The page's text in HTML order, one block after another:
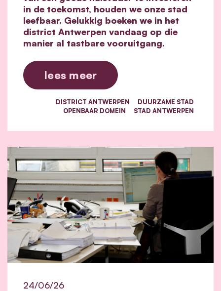
in de toekomst, houden we onze stad
leefbaar. Gelukkig boeken we in het
district Antwerpen vandaag op die
manier al tastbare vooruitgang.
lees meer
DISTRICT ANTWERPEN
DUURZAME STAD
OPENBAAR DOMEIN
STAD ANTWERPEN
24/06/26